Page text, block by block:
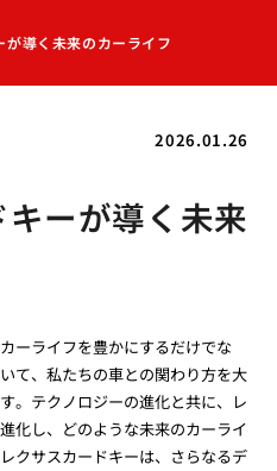
が導く未来のカーライフ
2026.01.26
ーが導く未来
ーライフを豊かにするだけでな
て、私たちの車との関わり方を大
。テクノロジーの進化と共に、レ
化し、どのような未来のカーライ
クサスカードキーは、さらなるデ